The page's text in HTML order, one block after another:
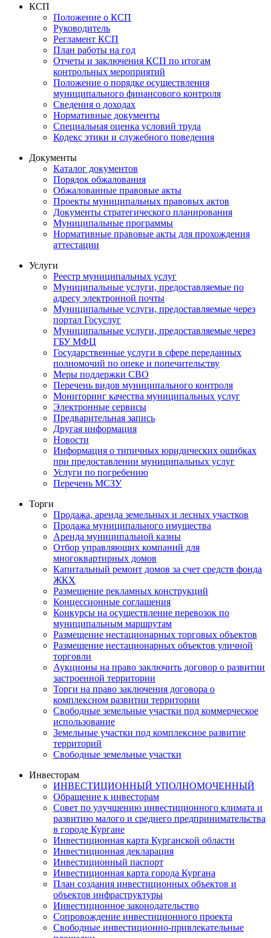
КСП
Положение о КСП
Руководитель
Регламент КСП
План работы на год
Отчеты и заключения КСП по итогам
контрольных мероприятий
Положение о порядке осуществления
муниципального финансового контроля
Сведения о доходах
Нормативные документы
Специальная оценка условий труда
Кодекс этики и служебного поведения
Документы
Каталог документов
Порядок обжалования
Обжалованные правовые акты
Проекты муниципальных правовых актов
Документы стратегического планирования
Муниципальные программы
Нормативные правовые акты для прохождения
аттестации
Услуги
Реестр муниципальных услуг
Муниципальные услуги, предоставляемые по
адресу электронной почты
Муниципальные услуги, предоставляемые через
портал Госуслуг
Муниципальные услуги, предоставляемые через
ГБУ МФЦ
Государственные услуги в сфере переданных
полномочий по опеке и попечительству
Меры поддержки СВО
Перечень видов муниципального контроля
Мониторинг качества муниципальных услуг
Электронные сервисы
Предварительная запись
Другая информация
Новости
Информация о типичных юридических ошибках
при предоставлении муниципальных услуг
Услуги по погребению
Перечень МСЗУ
Торги
Продажа, аренда земельных и лесных участков
Продажа муниципального имущества
Аренда муниципальной казны
Отбор управляющих компаний для
многоквартирных домов
Капитальный ремонт домов за счет средств фонда
ЖКХ
Размещение рекламных конструкций
Концессионные соглашения
Конкурсы на осуществление перевозок по
муниципальным маршрутам
Размещение нестационарных торговых объектов
Размещение нестационарных объектов уличной
торговли
Аукционы на право заключить договор о развитии
застроенной территории
Торги на право заключения договора о
комплексном развитии территории
Свободные земельные участки под коммерческое
использование
Земельные участки под комплексное развитие
территорий
Свободные земельные участки
Инвесторам
ИНВЕСТИЦИОННЫЙ УПОЛНОМОЧЕННЫЙ
Обращение к инвесторам
Совет по улучшению инвестиционного климата и
развитию малого и среднего предпринимательства
в городе Кургане
Инвестиционная карта Курганской области
Инвестиционная декларация
Инвестиционный паспорт
Инвестиционная карта города Кургана
План создания инвестиционных объектов и
объектов инфраструктуры
Инвестиционное законодательство
Сопровождение инвестиционного проекта
Свободные инвестиционно-привлекательные